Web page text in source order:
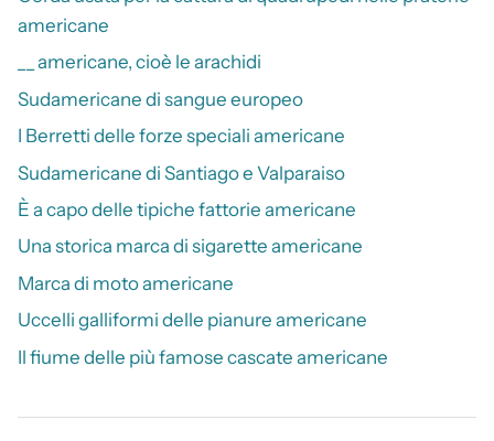
americane
__ americane, cioè le arachidi
Sudamericane di sangue europeo
I Berretti delle forze speciali americane
Sudamericane di Santiago e Valparaiso
È a capo delle tipiche fattorie americane
Una storica marca di sigarette americane
Marca di moto americane
Uccelli galliformi delle pianure americane
Il fiume delle più famose cascate americane